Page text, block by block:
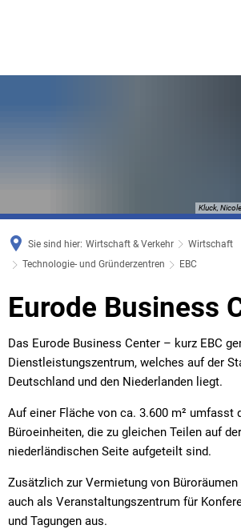
Kluck,
Sie sind hier: Wirtschaft & Verkehr
Wirtschaft
Technologie- und Gründerzentren
EBC
EBC
Eurode Business
Das Eurode Business Center – kurz EBC
Dienstleistungszentrum, welches auf der
Deutschland und den Niederlanden liegt.
Auf einer Fläche von ca. 3.600 m² umfasst
Büroeinheiten, die zu gleichen Teilen auf
niederländischen Seite aufgeteilt sind.
Zusätzlich zur Vermietung von
auch als Veranstaltungszentrum für
und Tagungen aus.